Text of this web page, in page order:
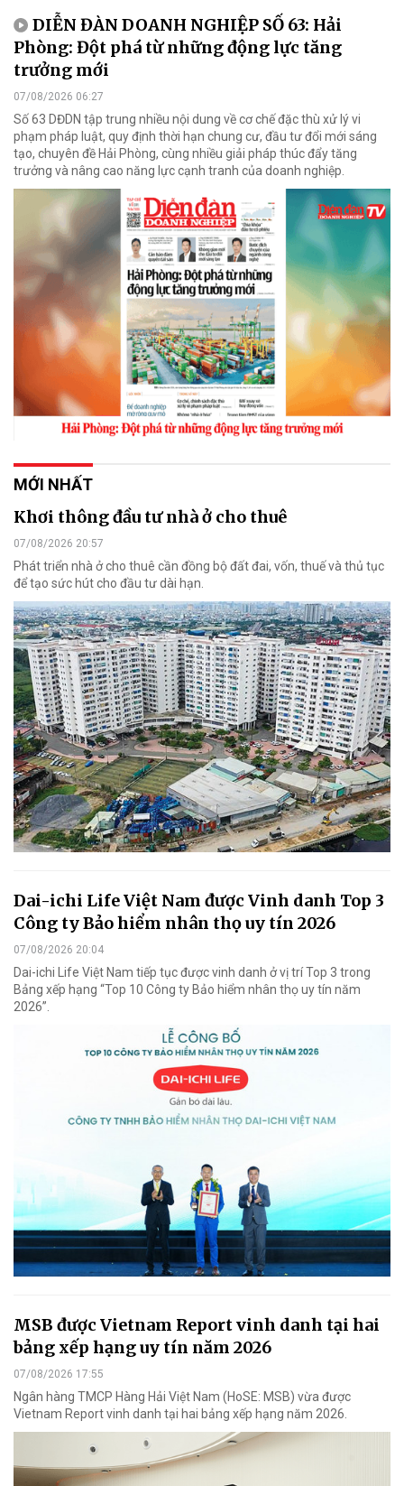
DIỄN ĐÀN DOANH NGHIỆP SỐ 63: Hải
Phòng: Đột phá từ những động lực tăng
trưởng mới
07/08/2026 06:27
Số 63 DĐDN tập trung nhiều nội dung về cơ chế đặc thù xử lý vi
phạm pháp luật, quy định thời hạn chung cư, đầu tư đổi mới sáng
tạo, chuyên đề Hải Phòng, cùng nhiều giải pháp thúc đẩy tăng
trưởng và nâng cao năng lực cạnh tranh của doanh nghiệp.
MỚI NHẤT
Khơi thông đầu tư nhà ở cho thuê
07/08/2026 20:57
Phát triển nhà ở cho thuê cần đồng bộ đất đai, vốn, thuế và thủ tục
để tạo sức hút cho đầu tư dài hạn.
Dai-ichi Life Việt Nam được Vinh danh Top 3
Công ty Bảo hiểm nhân thọ uy tín 2026
07/08/2026 20:04
Dai-ichi Life Việt Nam tiếp tục được vinh danh ở vị trí Top 3 trong
Bảng xếp hạng “Top 10 Công ty Bảo hiểm nhân thọ uy tín năm
2026”.
MSB được Vietnam Report vinh danh tại hai
bảng xếp hạng uy tín năm 2026
07/08/2026 17:55
Ngân hàng TMCP Hàng Hải Việt Nam (HoSE: MSB) vừa được
Vietnam Report vinh danh tại hai bảng xếp hạng năm 2026.